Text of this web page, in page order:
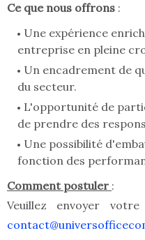
Ce que nous offrons :
Une expérience
entreprise en pleine
Un encadrement de
du secteur.
L'opportunité de
de prendre des
Une possibilité
fonction des
Comment postuler :
Veuillez envoyer